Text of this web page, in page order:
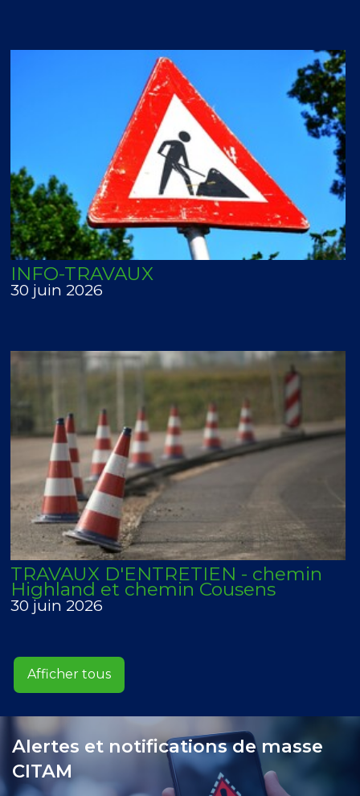
INFO-TRAVAUX
30 juin 2026
TRAVAUX D'ENTRETIEN - chemin
Highland et chemin Cousens
30 juin 2026
Afficher tous
Alertes et notifications de masse
CITAM